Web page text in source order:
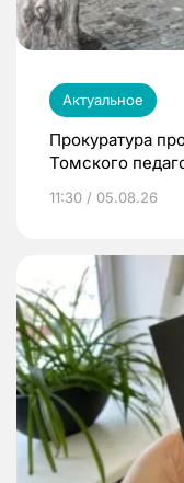
Актуальное
Прокуратура
Томского
11:30 / 05.08.26